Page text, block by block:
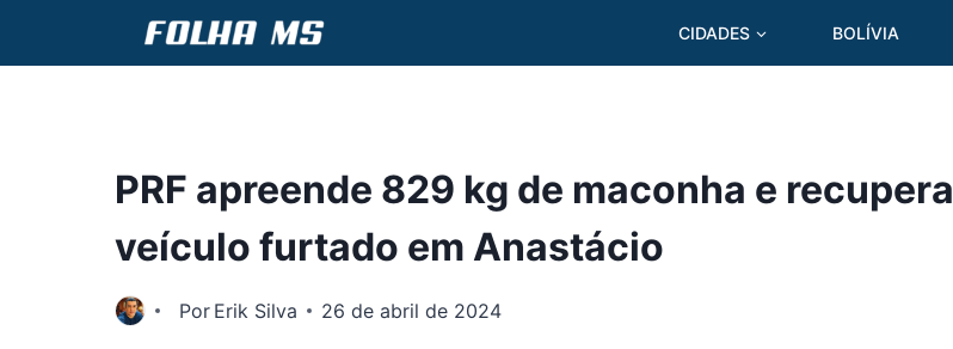
CIDADES BOLÍVIA
PRF apreende 829 kg de maconha e recupera
veículo furtado em Anastácio
Por Erik Silva 26 de abril de 2024